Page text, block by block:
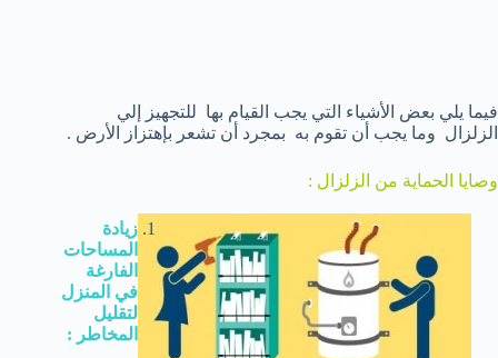
فيما يلي بعض الأشياء التي يجب القيام بها للتجهيز إلي
الزلزال وما يجب أن تقوم به بمجرد أن تشعر بإهتزاز الأرض .
وصايا الحماية من الزلزال :
زيادة
المساحات
الفارغة
في المنزل
لتقليل
المخاطر :